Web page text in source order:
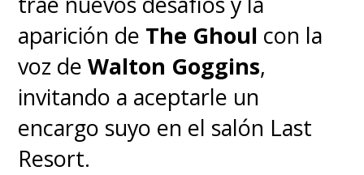
aparición de The Ghoul con la
voz de Walton Goggins,
invitando a aceptarle un
encargo suyo en el salón Last
Resort.